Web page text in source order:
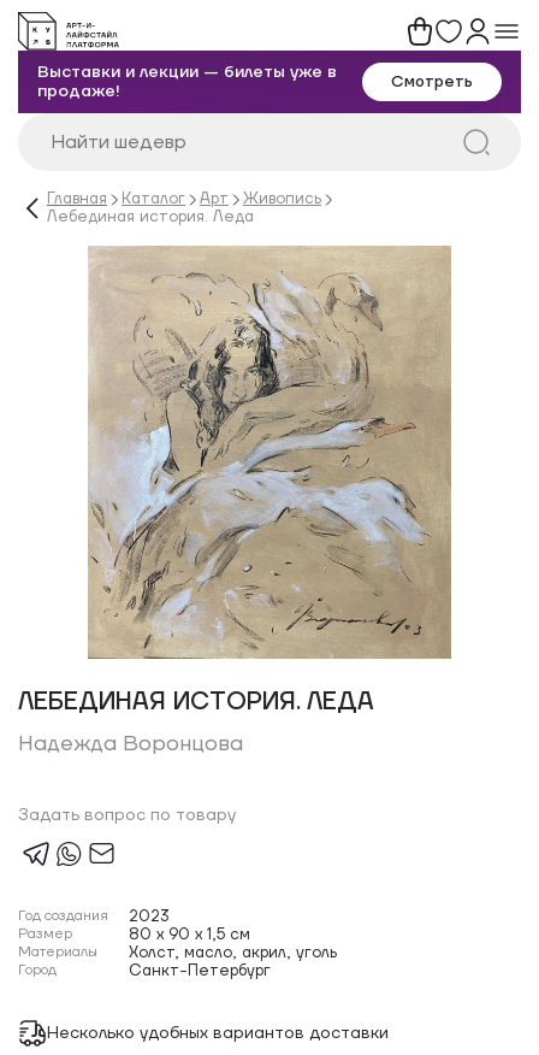
Выставки и лекции — билеты уже в
продаже!
Смотреть
Главная Каталог Арт
Живопись
Лебединая история. Леда
ЛЕБЕДИНАЯ ИСТОРИЯ. ЛЕДА
Надежда Воронцова
Задать вопрос по товару
Год создания 2023
Размер 80 x 90 x 1,5 см
Материалы Холст, масло, акрил, уголь
Город Санкт-Петербург
Несколько удобных вариантов доставки